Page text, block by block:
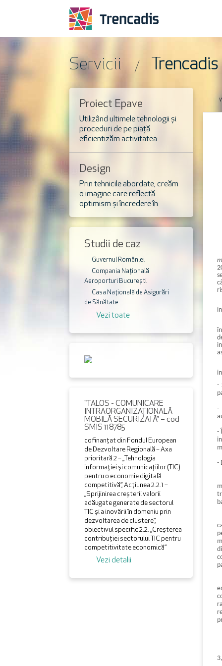
Servicii
Proiect Epave
RoSIBEFD
Utilizând ultimele tehnologii și
proceduri de pe piață
eficientizăm activitatea
Design
Prin tehnicile abordate, creăm
o imagine care reflectă
optimism și încredere în
Studii de caz
Guvernul României
Compania Națională
Aeroporturi București
Casa Națională de Asigurări
de Sănătate
Vezi toate
"TALOS - COMUNICARE
INTRAORGANIZAŢIONALĂ
MOBILĂ SECURIZATĂ” – cod
SMIS 118785
cofinanțat din Fondul European
de Dezvoltare Regională – Axa
prioritară 2 – „Tehnologia
informației și comunicațiilor (TIC)
pentru o economie digitală
competitivă”, Acțiunea 2.2.1 –
„Sprijinirea creșterii valorii
adăugate generate de sectorul
TIC și a inovării în domeniu prin
dezvoltarea de clustere”,
obiectivul specific 2.2: „Creșterea
contribuției sectorului TIC pentru
competitivitate economică”
Vezi detalii
-
-
-
-